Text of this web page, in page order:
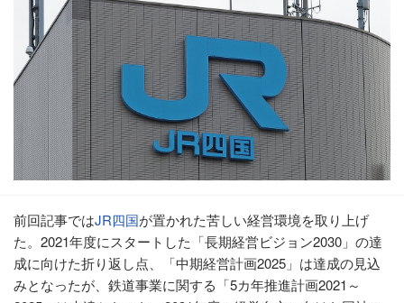
前回記事ではJR四国が置かれた苦しい経営環境を取り上げ
た。2021年度にスタートした「長期経営ビジョン2030」の達
成に向けた折り返し点、「中期経営計画2025」は達成の見込
みとなったが、鉄道事業に関する「5カ年推進計画2021～